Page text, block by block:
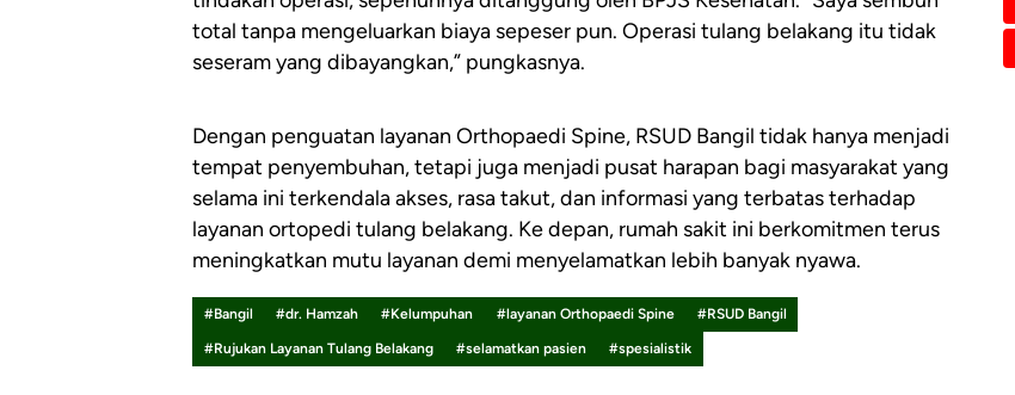
total tanpa mengeluarkan biaya sepeser pun. Operasi tulang belakang itu tidak
seseram yang dibayangkan,” pungkasnya.
Dengan penguatan layanan Orthopaedi Spine, RSUD Bangil tidak hanya menjadi
tempat penyembuhan, tetapi juga menjadi pusat harapan bagi masyarakat yang
selama ini terkendala akses, rasa takut, dan informasi yang terbatas terhadap
layanan ortopedi tulang belakang. Ke depan, rumah sakit ini berkomitmen terus
meningkatkan mutu layanan demi menyelamatkan lebih banyak nyawa.
#Bangil #dr. Hamzah #Kelumpuhan #layanan Orthopaedi Spine #RSUD Bangil
#Rujukan Layanan Tulang Belakang #selamatkan pasien #spesialistik